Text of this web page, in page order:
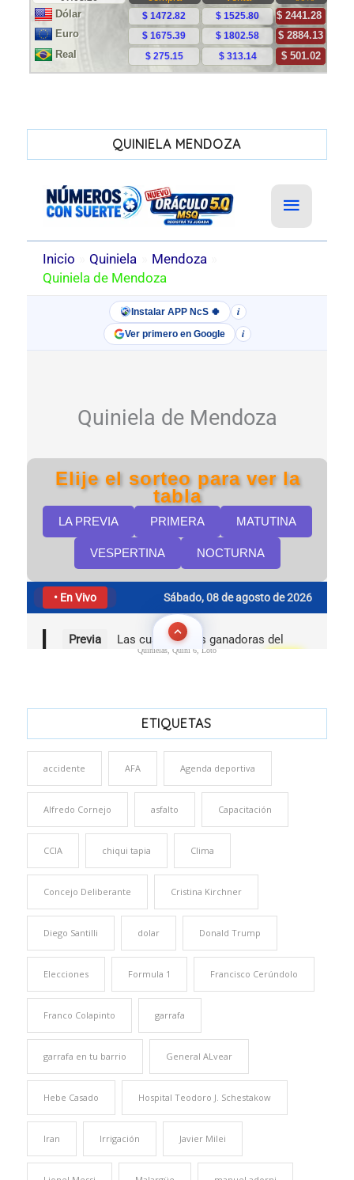
QUINIELA MENDOZA
Quinielas, Quini 6, Loto
ETIQUETAS
accidente AFA Agenda deportiva
Alfredo Cornejo asfalto Capacitación
CCIA chiqui tapia Clima
Concejo Deliberante Cristina Kirchner
Diego Santilli dolar Donald Trump
Elecciones Formula 1 Francisco Cerúndolo
Franco Colapinto garrafa
garrafa en tu barrio General ALvear
Hebe Casado Hospital Teodoro J. Schestakow
Iran Irrigación Javier Milei